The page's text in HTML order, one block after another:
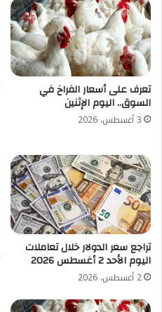
تعرف على أسعار الفراخ في
السوق.. اليوم الإثنين
3 أغسطس، 2026
تراجع سعر الدولار خلال تعاملات
اليوم الأحد 2 أغسطس 2026
2 أغسطس، 2026